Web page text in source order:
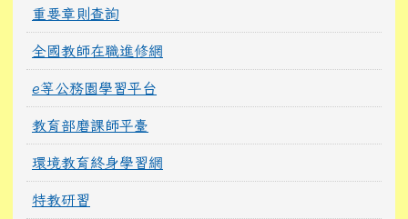
重要章則查詢
全國教師在職進修網
e等公務園學習平台
教育部磨課師平臺
環境教育終身學習網
特教研習